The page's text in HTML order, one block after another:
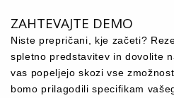
ZAHTEVAJTE DEMO
Niste prepričani, kje začeti?
spletno predstavitev in dovolite
vas popeljejo skozi vse
bomo prilagodili specifikam